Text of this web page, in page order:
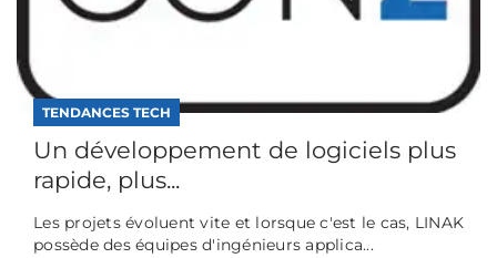
TENDANCES TECH
Un développement de logiciels plus
rapide, plus...
Les projets évoluent vite et lorsque c'est le cas, LINAK
possède des équipes d'ingénieurs applica...